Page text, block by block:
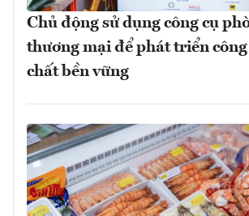
Chủ động sử dụng công cụ
thương mại để phát triển
chất bền vững